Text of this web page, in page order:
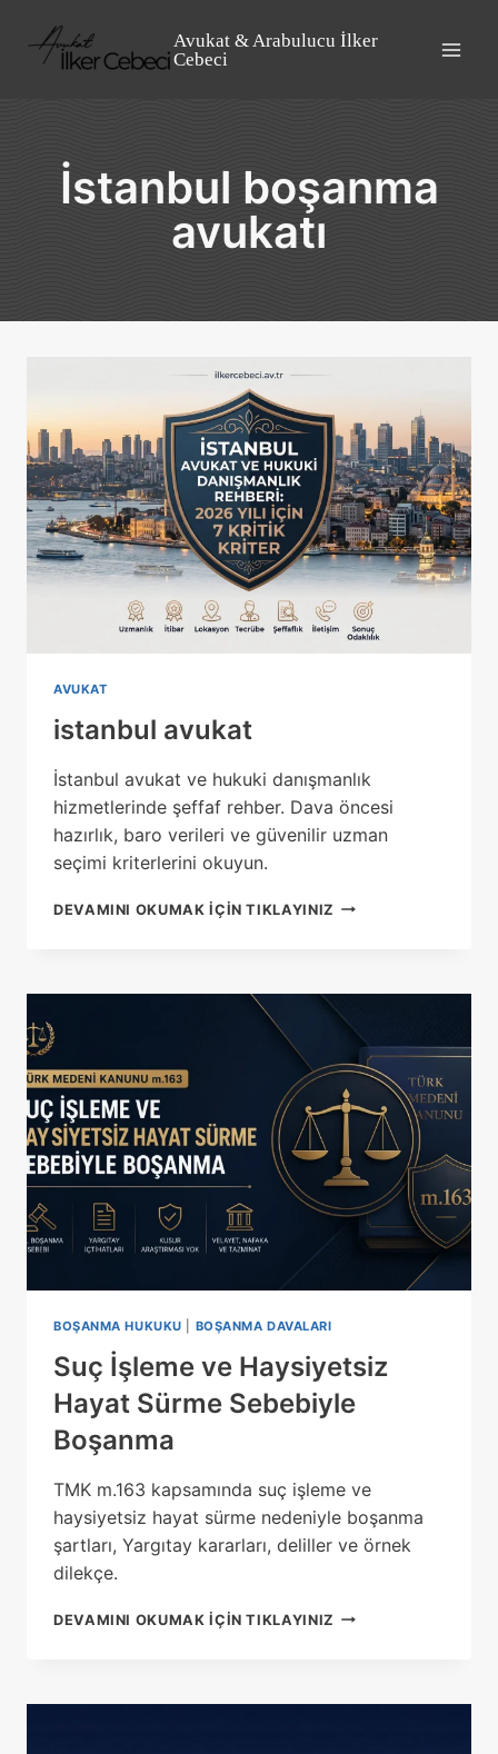
content
Avukat & Arabulucu İlker
Cebeci
İstanbul boşanma
avukatı
AVUKAT
istanbul avukat
İstanbul avukat ve hukuki danışmanlık
hizmetlerinde şeffaf rehber. Dava öncesi
hazırlık, baro verileri ve güvenilir uzman
seçimi kriterlerini okuyun.
DEVAMINI OKUMAK IÇIN TIKLAYINIZ ISTANBUL
BOŞANMA HUKUKU BOŞANMA DAVALARI
Suç İşleme ve Haysiyetsiz
Hayat Sürme Sebebiyle
Boşanma
TMK m.163 kapsamında suç işleme ve
haysiyetsiz hayat sürme nedeniyle boşanma
şartları, Yargıtay kararları, deliller ve örnek
dilekçe.
DEVAMINI OKUMAK IÇIN TIKLAYINIZ SUÇ
HAYAT